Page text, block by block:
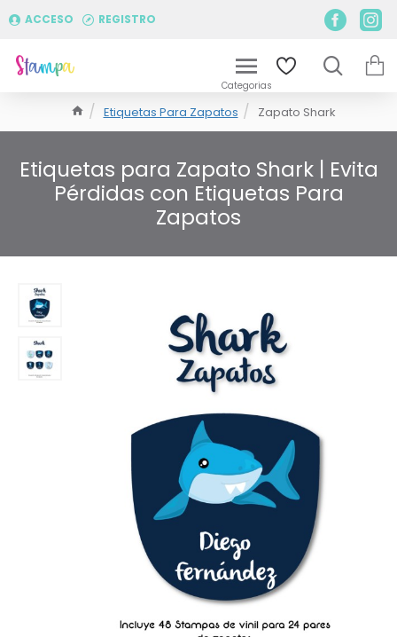
ACCESO REGISTRO
Etiquetas Para Zapatos Zapato Shark
Etiquetas para Zapato Shark | Evita
Pérdidas con Etiquetas Para
Zapatos